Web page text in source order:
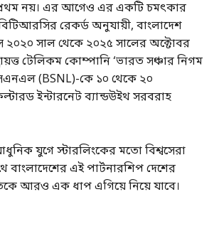
নয়। এর আগেও এর একটি চমৎকার
রেকর্ড অনুযায়ী, বাংলাদেশ
২০২০ সাল থেকে ২০২৫ সালের অক্টোবর
টেলিকম কোম্পানি ‘ভারত সঞ্চার নিগম
(BSNL)-কে ১০ থেকে ২০
ইন্টারনেট ব্যান্ডউইথ সরবরাহ
যুগে স্টারলিংকের মতো বিশ্বসেরা
বাংলাদেশের এই পার্টনারশিপ দেশের
আরও এক ধাপ এগিয়ে নিয়ে যাবে।